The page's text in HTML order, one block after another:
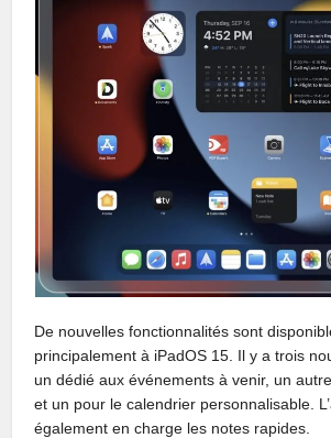
De nouvelles fonctionnalités sont
principalement à iPadOS 15. Il y a trois
un dédié aux événements à venir, un
et un pour le calendrier personnalisable.
également en charge les notes rapides.